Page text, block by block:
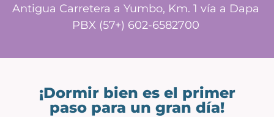
Antigua Carretera a Yumbo, Km. 1 vía a Dapa
PBX (57+) 602-6582700
¡Dormir bien es el primer
paso para un gran día!